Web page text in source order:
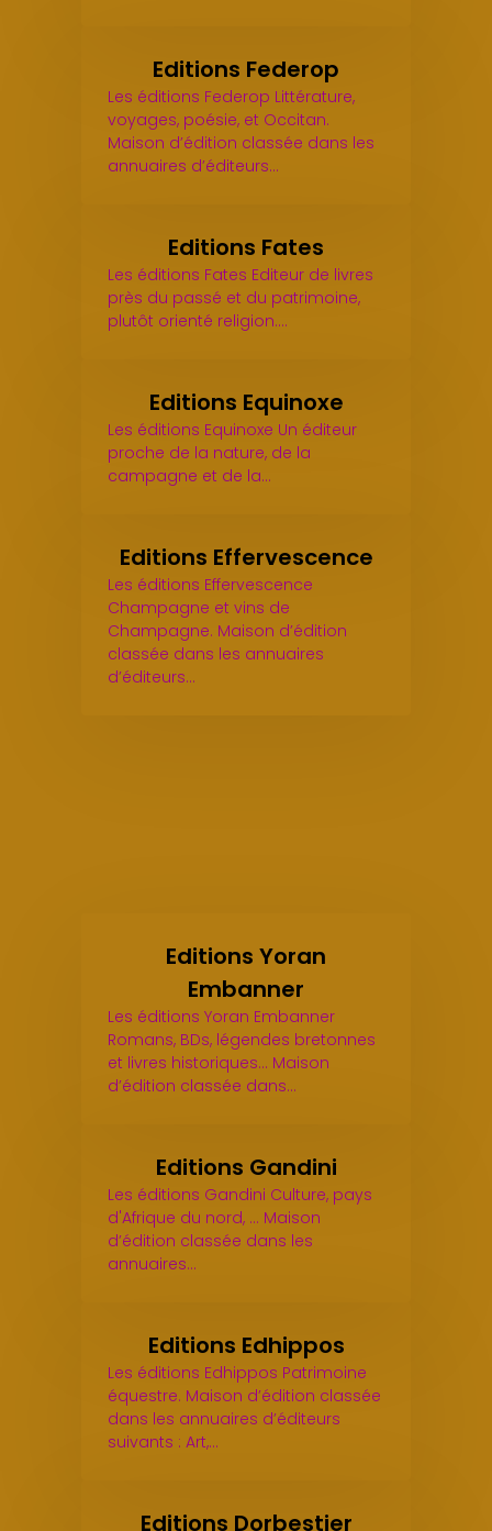
Editions Federop
Les éditions Federop Littérature,
voyages, poésie, et Occitan.
Maison d’édition classée dans les
annuaires d’éditeurs…
Editions Fates
Les éditions Fates Editeur de livres
près du passé et du patrimoine,
plutôt orienté religion.…
Editions Equinoxe
Les éditions Equinoxe Un éditeur
proche de la nature, de la
campagne et de la…
Editions Effervescence
Les éditions Effervescence
Champagne et vins de
Champagne. Maison d’édition
classée dans les annuaires
d’éditeurs…
Editions Yoran
Embanner
Les éditions Yoran Embanner
Romans, BDs, légendes bretonnes
et livres historiques... Maison
d’édition classée dans…
Editions Gandini
Les éditions Gandini Culture, pays
d'Afrique du nord, ... Maison
d’édition classée dans les
annuaires…
Editions Edhippos
Les éditions Edhippos Patrimoine
équestre. Maison d’édition classée
dans les annuaires d’éditeurs
suivants : Art,…
Editions Dorbestier